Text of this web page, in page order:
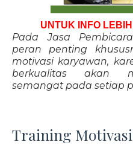
UNTUK INFO
Pada Jasa
peran penting
motivasi karyawan,
berkualitas akan
semangat pada setiap
Training